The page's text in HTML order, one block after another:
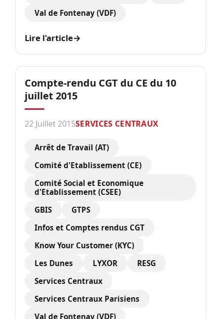
Val de Fontenay (VDF)
Lire l'article→
Compte-rendu CGT du CE du 10
juillet 2015
22 Juillet 2015SERVICES CENTRAUX
Arrêt de Travail (AT)
Comité d'Etablissement (CE)
Comité Social et Economique
d'Etablissement (CSEE)
GBIS
GTPS
Infos et Comptes rendus CGT
Know Your Customer (KYC)
Les Dunes
LYXOR
RESG
Services Centraux
Services Centraux Parisiens
Val de Fontenay (VDF)